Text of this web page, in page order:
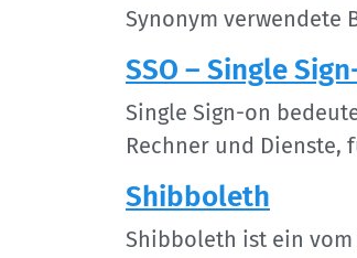
Synonym verwendete
SSO – Single
Single Sign-on
Rechner und Dienste,
Shibboleth
Shibboleth ist ein